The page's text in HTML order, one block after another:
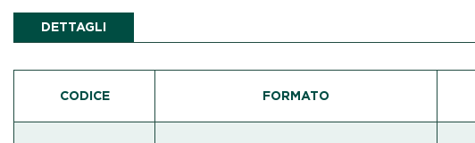
DETTAGLI
CODICE FORMATO